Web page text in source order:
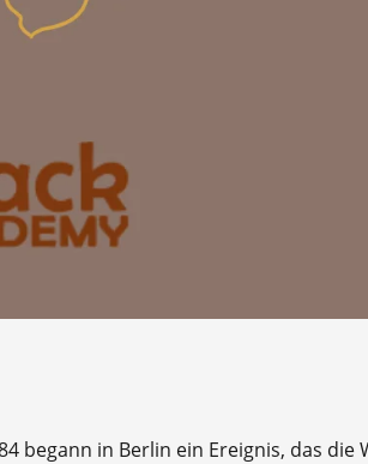
begann in Berlin ein Ereignis, das